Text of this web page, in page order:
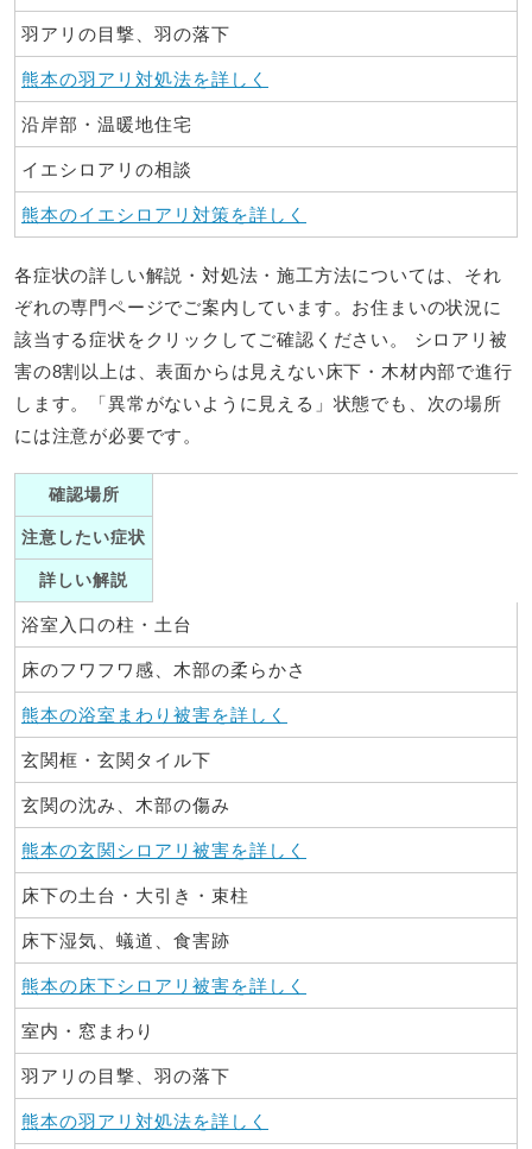
羽アリの目撃、羽の落下
熊本の羽アリ対処法を詳しく
沿岸部・温暖地住宅
イエシロアリの相談
熊本のイエシロアリ対策を詳しく
各症状の詳しい解説・対処法・施工方法については、それ
ぞれの専門ページでご案内しています。お住まいの状況に
該当する症状をクリックしてご確認ください。 シロアリ被
害の8割以上は、表面からは見えない床下・木材内部で進行
します。「異常がないように見える」状態でも、次の場所
には注意が必要です。
確認場所
注意したい症状
詳しい解説
浴室入口の柱・土台
床のフワフワ感、木部の柔らかさ
熊本の浴室まわり被害を詳しく
玄関框・玄関タイル下
玄関の沈み、木部の傷み
熊本の玄関シロアリ被害を詳しく
床下の土台・大引き・束柱
床下湿気、蟻道、食害跡
熊本の床下シロアリ被害を詳しく
室内・窓まわり
羽アリの目撃、羽の落下
熊本の羽アリ対処法を詳しく